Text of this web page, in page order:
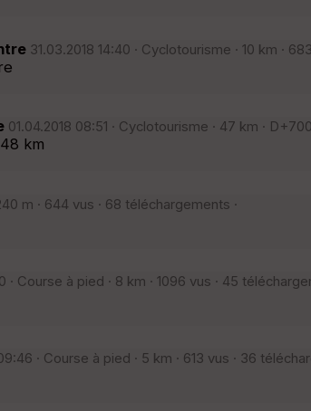
31.03.2018 14:40 · Cyclotourisme · 10 km ·
01.04.2018 08:51 · Cyclotourisme · 47 km ·
km
m · 644 vus · 68 téléchargements ·
· Course à pied · 8 km · 1096 vus · 45
· Course à pied · 5 km · 613 vus · 36